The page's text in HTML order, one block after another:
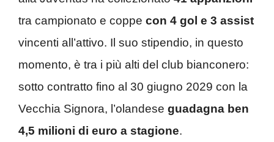
tra campionato e coppe con 4 gol e 3 assist
vincenti all’attivo. Il suo stipendio, in questo
momento, è tra i più alti del club bianconero:
sotto contratto fino al 30 giugno 2029 con la
Vecchia Signora, l’olandese guadagna ben
4,5 milioni di euro a stagione.